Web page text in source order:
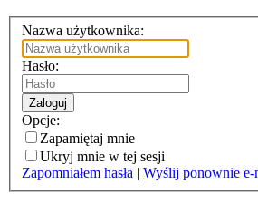
Nazwa użytkownika:
Hasło:
Zaloguj
Opcje:
Zapamiętaj mnie
Ukryj mnie w tej sesji
Zapomniałem hasła | Wyślij ponownie